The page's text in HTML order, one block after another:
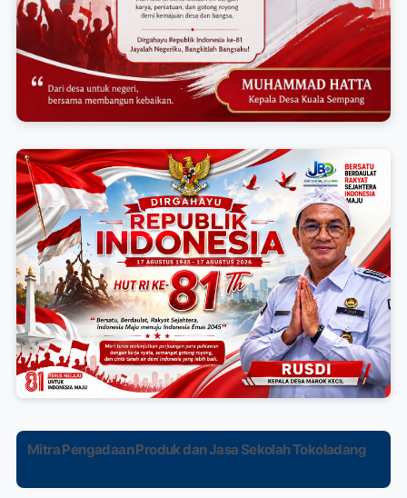
Mitra Pengadaan Produk dan Jasa Sekolah Tokoladang